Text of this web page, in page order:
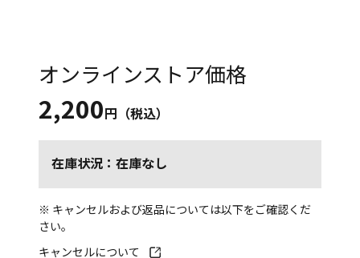
オンラインストア価格
2,200円（税込）
在庫状況：在庫なし
※ キャンセルおよび返品については以下をご確認くだ
さい。
キャンセルについて